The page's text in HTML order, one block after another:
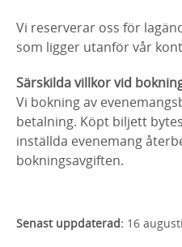
Vi reserverar oss för
som ligger utanför vår
Särskilda villkor vid
Vi bokning av
betalning. Köpt biljett
inställda evenemang
bokningsavgiften.
Senast uppdaterad: 16